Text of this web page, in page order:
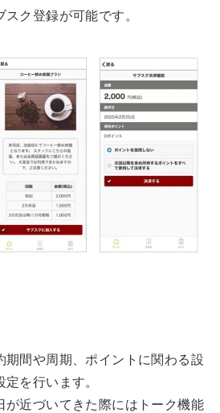
ク登録が可能です。
間や周期、ポイントに関わる設
を行います。
が近づいてきた際にはトーク機能